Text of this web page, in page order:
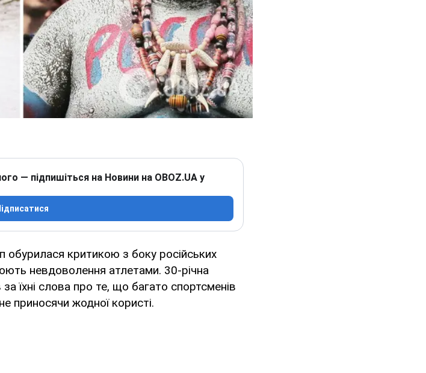
— підпишіться на Новини на OBOZ.UA у
обурилася критикою з боку російських
невдоволення атлетами. 30-річна
їхні слова про те, що багато спортсменів
приносячи жодної користі.